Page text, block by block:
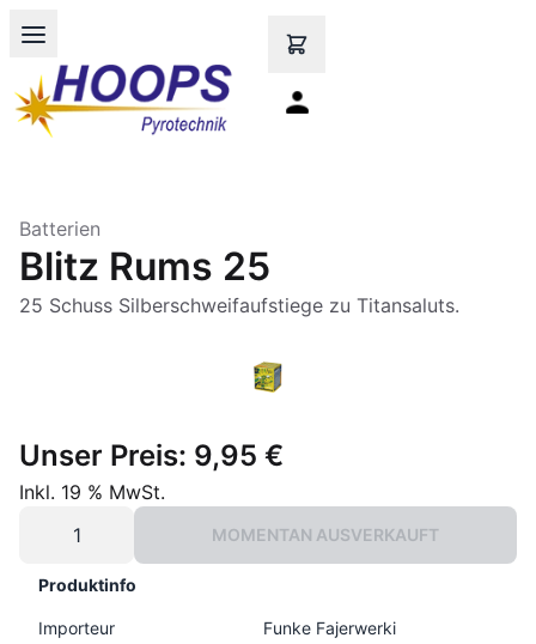
Open main menu
Batterien
Blitz Rums 25
25 Schuss Silberschweifaufstiege zu Titansaluts.
Unser Preis: 9,95 €
Inkl. 19 % MwSt.
MOMENTAN AUSVERKAUFT
Produktinfo
Importeur Funke Fajerwerki